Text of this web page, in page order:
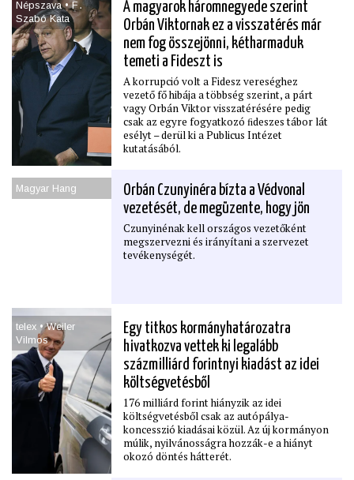
Népszava • F․
Szabó Kata
A magyarok háromnegyede szerint
Orbán Viktornak ez a visszatérés már
nem fog összejönni, kétharmaduk
temeti a Fideszt is
A korrupció volt a Fidesz vereséghez
vezető fő hibája a többség szerint, a párt
vagy Orbán Viktor visszatérésére pedig
csak az egyre fogyatkozó ﬁdeszes tábor lát
esélyt – derül ki a Publicus Intézet
kutatásából.
Magyar Hang
Orbán Czunyinéra bízta a Védvonal
vezetését, de megüzente, hogy jön
Czunyinénak kell országos vezetőként
megszervezni és irányítani a szervezet
tevékenységét.
telex • Weiler
Vilmos
Egy titkos kormányhatározatra
hivatkozva vettek ki legalább
százmilliárd forintnyi kiadást az idei
költségvetésből
176 milliárd forint hiányzik az idei
költségvetésből csak az autópálya-
koncesszió kiadásai közül. Az új kormányon
múlik, nyilvánosságra hozzák-e a hiányt
okozó döntés hátterét.